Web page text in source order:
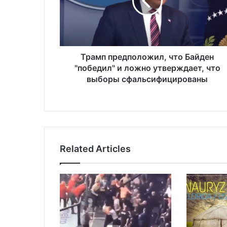
п
д
и
т
о
Б
а
й
д
е
Трамп предположил, что Байден
"победил" и ложно утверждает, что
выборы сфальсифицированы
Related Articles